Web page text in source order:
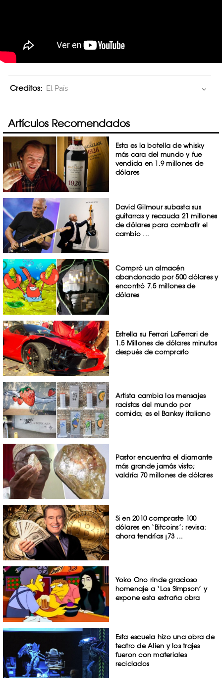
Creditos: El País
Artículos Recomendados
Esta es la botella de whisky
más cara del mundo y fue
vendida en 1.9 millones de
dólares
David Gilmour subasta sus
guitarras y recauda 21 millones
de dólares para combatir el
cambio ...
Compró un almacén
abandonado por 500 dólares y
encontró 7.5 millones de
dólares
Estrella su Ferrari LaFerrari de
1.5 Millones de dólares minutos
después de comprarlo
Artista cambia los mensajes
racistas del mundo por
comida; es el Banksy italiano
Pastor encuentra el diamante
más grande jamás visto;
valdría 70 millones de dólares
Si en 2010 compraste 100
dólares en ‘Bitcoins’; revisa:
ahora tendrías ¡73 ...
Yoko Ono rinde gracioso
homenaje a ‘Los Simpson’ y
expone esta extraña obra
Esta escuela hizo una obra de
teatro de Alien y los trajes
fueron con materiales
reciclados